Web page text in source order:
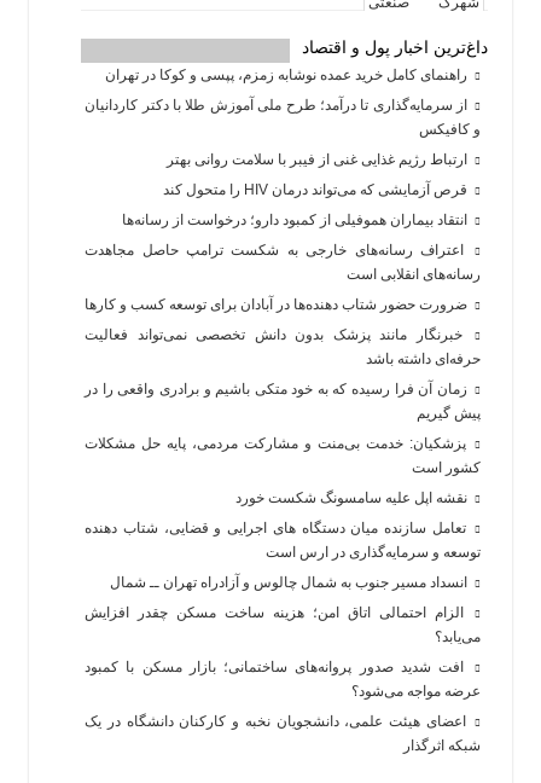
داغ‌ترین اخبار پول و اقتصاد
راهنمای کامل خرید عمده نوشابه زمزم، پپسی و کوکا در تهران
از سرمایه‌گذاری تا درآمد؛ طرح ملی آموزش طلا با دکتر کاردانیان
و کافیکس
ارتباط رژیم غذایی غنی از فیبر با سلامت روانی بهتر
قرص آزمایشی که می‌تواند درمان HIV را متحول کند
انتقاد بیماران هموفیلی از کمبود دارو؛ درخواست از رسانه‌ها
اعتراف رسانه‌های خارجی به شکست ترامپ حاصل مجاهدت
رسانه‌های انقلابی است
ضرورت حضور شتاب ‌دهنده‌ها در آبادان برای توسعه کسب‌ و کارها
خبرنگار مانند پزشک بدون دانش تخصصی نمی‌تواند فعالیت
حرفه‌ای داشته باشد
زمان آن فرا رسیده که به خود متکی باشیم و برادری واقعی را در
پیش گیریم
پزشکیان: خدمت بی‌منت و مشارکت مردمی، پایه حل مشکلات
کشور است
نقشه اپل علیه سامسونگ شکست خورد
تعامل سازنده میان دستگاه‌ های اجرایی و قضایی، شتاب‌ دهنده
توسعه و سرمایه‌گذاری در ارس است
انسداد مسیر جنوب به شمال چالوس و آزادراه تهران ــ شمال
الزام احتمالی اتاق امن؛ هزینه ساخت مسکن چقدر افزایش
می‌یابد؟
افت شدید صدور پروانه‌های ساختمانی؛ بازار مسکن با کمبود
عرضه مواجه می‌شود؟
اعضای هیئت علمی، دانشجویان نخبه و کارکنان دانشگاه در یک
شبکه‌ اثرگذار